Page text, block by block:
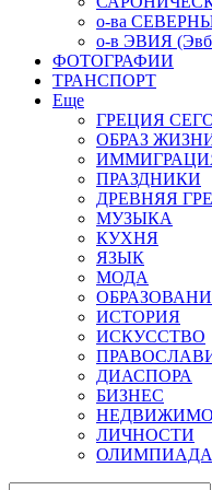
о-ва
о-в ЭВИЯ
ФОТОГРАФИИ
ТРАНСПОРТ
Еще
ГРЕЦИЯ
ОБРАЗ
ПРАЗДНИКИ
ДРЕВНЯЯ
МУЗЫКА
КУХНЯ
ЯЗЫК
МОДА
ИСТОРИЯ
ИСКУССТВО
ДИАСПОРА
БИЗНЕС
ЛИЧНОСТИ
ОЛИМПИАДА